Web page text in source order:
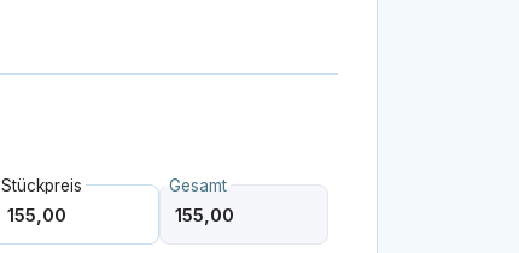
Stückpreis Gesamt